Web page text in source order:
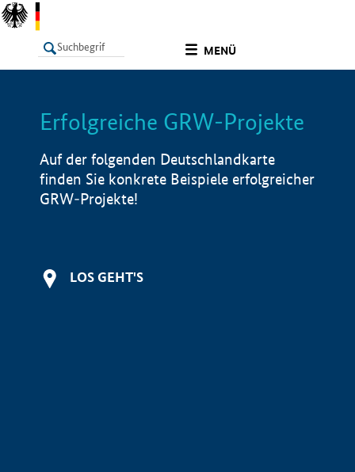
MENÜ
LISTE Info
Erfolgreiche GRW-Projekte
Auf der folgenden Deutschlandkarte
finden Sie konkrete Beispiele erfolgreicher
GRW-Projekte!
LOS GEHT'S